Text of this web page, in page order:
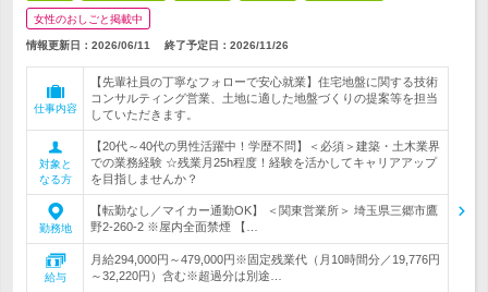
女性のおしごと掲載中
情報更新日：2026/06/11 終了予定日： 2026/11/26
仕事内容
【先輩社員の丁寧なフォローで安心就業】住宅地盤に関する技術
コンサルティング営業、土地に適した地盤づくりの提案等を担当
していただきます。
対象と
なる方
【20代～40代の男性活躍中！学歴不問】＜必須＞建築・土木業界
での業務経験 ☆残業月25h程度！経験を活かしてキャリアアップ
を目指しませんか？
勤務地
【転勤なし／マイカー通勤OK】 ＜関東営業所＞ 埼玉県三郷市鷹
野2-260-2 ※屋内全面禁煙 【…
給与
月給294,000円～479,000円※固定残業代（月10時間分／19,776円
～32,220円）含む※超過分は別途…